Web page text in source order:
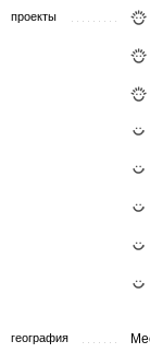
проекты
география